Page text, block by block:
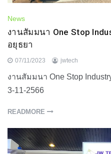
News
งานสัมมนา One Stop
อยุธยา
07/11/2023 jwtech
งานสัมมนา One Stop
3-11-2566
READMORE